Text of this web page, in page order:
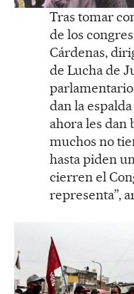
Tras tomar
de los
Cárdenas,
de Lucha de
dan la
ahora les dan
muchos no
hasta piden
cierren el
representa”,